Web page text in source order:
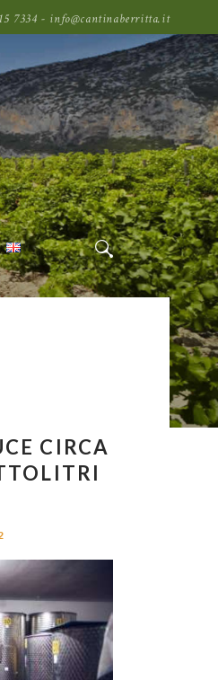
7334 - info@cantinaberritta.it
CIRCA